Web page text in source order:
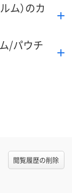
へ カ
ム）のカ
/パウチ
閲覧履歴の削除